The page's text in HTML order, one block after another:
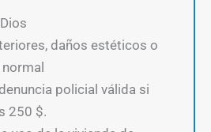
daños estéticos o
policial válida si
250 $.